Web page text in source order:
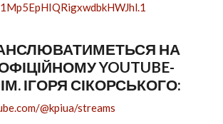
НА
YOUTUBE-
ІГОРЯ СІКОРСЬКОГО:
@kpiua/streams